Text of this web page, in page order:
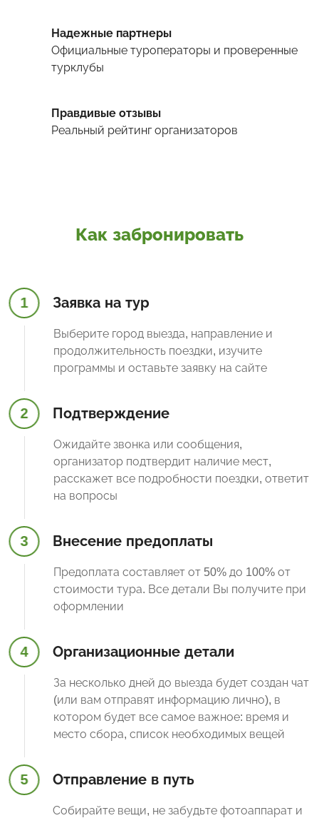
Надежные партнеры
Официальные туроператоры и проверенные
турклубы
Правдивые отзывы
Реальный рейтинг организаторов
Как забронировать
1 Заявка на тур
Выберите город выезда, направление и
продолжительность поездки, изучите
программы и оставьте заявку на сайте
2 Подтверждение
Ожидайте звонка или сообщения,
организатор подтвердит наличие мест,
расскажет все подробности поездки, ответит
на вопросы
3 Внесение предоплаты
Предоплата составляет от 50% до 100% от
стоимости тура. Все детали Вы получите при
оформлении
4 Организационные детали
За несколько дней до выезда будет создан чат
(или вам отправят информацию лично), в
котором будет все самое важное: время и
место сбора, список необходимых вещей
5 Отправление в путь
Собирайте вещи, не забудьте фотоаппарат и